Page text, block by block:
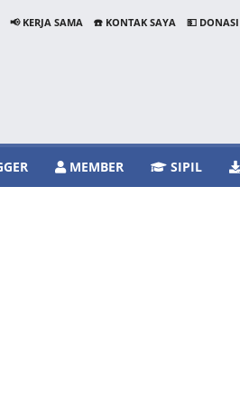
📢 KERJA SAMA ☎️ KONTAK SAYA 💵 DONASI
MEMBER SIPIL